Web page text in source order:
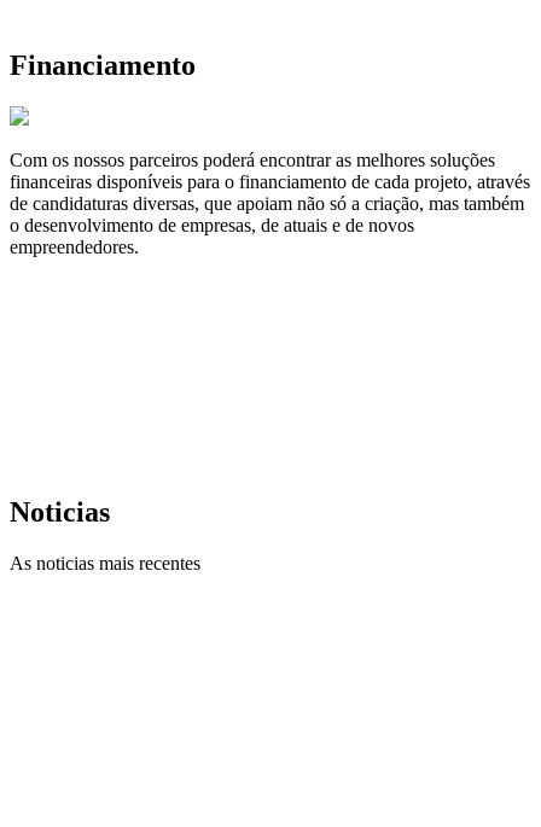
Financiamento
Com os nossos parceiros poderá encontrar as melhores soluções
financeiras disponíveis para o financiamento de cada projeto, através
de candidaturas diversas, que apoiam não só a criação, mas também
o desenvolvimento de empresas, de atuais e de novos
empreendedores.
Noticias
As noticias mais recentes